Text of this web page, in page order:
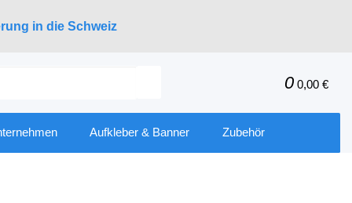
in die Schweiz
0 0,00 €
Aufkleber & Banner Zubehör